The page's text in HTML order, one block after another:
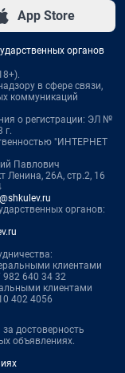
App Store
органов
в сфере связи,
коммуникаций
о регистрации: ЭЛ №
г.
"ИНТЕРНЕТ
Павлович
Ленина, 26А, стр.2, 16
органов:
клиентами
982 640 34 32
клиентами
402 4056
за достоверность
объявлениях.